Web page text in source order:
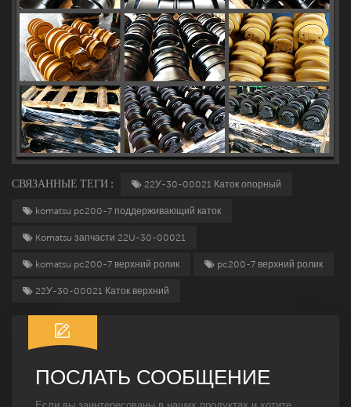
СВЯЗАННЫЕ ТЕГИ : 22У-30-00021 Каток опорный
komatsu pc200-7 поддерживающий каток
Komatsu запчасти 22U-30-00021
komatsu pc200-7 верхний ролик pc200-7 верхний ролик
22У-30-00021 Каток верхний
ПОСЛАТЬ СООБЩЕНИЕ